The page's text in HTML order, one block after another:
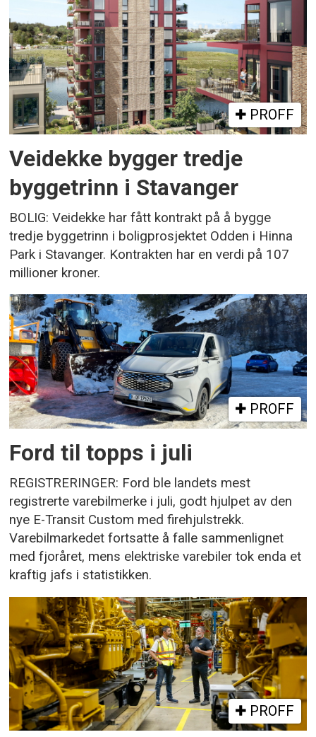
PROFF
Veidekke bygger tredje
byggetrinn i Stavanger
BOLIG: Veidekke har fått kontrakt på å bygge
tredje byggetrinn i boligprosjektet Odden i Hinna
Park i Stavanger. Kontrakten har en verdi på 107
millioner kroner.
PROFF
Ford til topps i juli
REGISTRERINGER: Ford ble landets mest
registrerte varebilmerke i juli, godt hjulpet av den
nye E-Transit Custom med firehjulstrekk.
Varebilmarkedet fortsatte å falle sammenlignet
med fjoråret, mens elektriske varebiler tok enda et
kraftig jafs i statistikken.
PROFF